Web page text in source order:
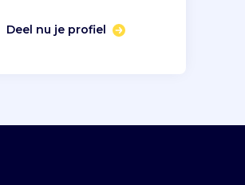
Deel nu je profiel